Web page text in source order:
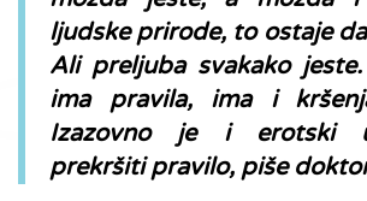
ljudske prirode, to ostaje
Ali preljuba svakako
ima pravila, ima i
Izazovno je i erotski
prekršiti pravilo, piše